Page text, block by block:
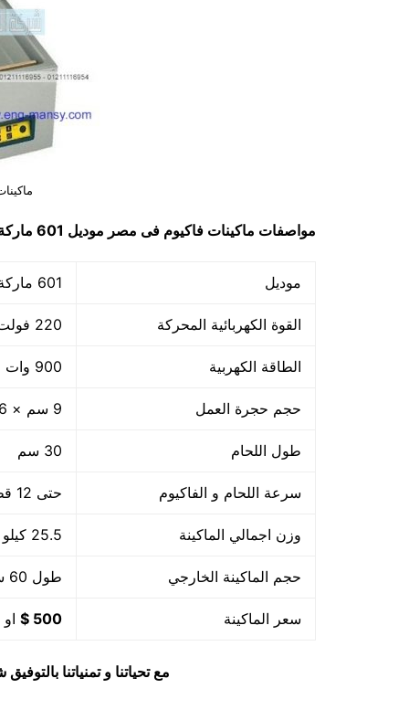
مواصفات ماكينات فاكيوم فى مصر موديل 601 ماركة مهندس منسي
موديل 601 ماركة مهندس منسي
القوة الكهربائية المحركة 220 فولت
الطاقة الكهربية 900 وات +800 واط لحام
حجم حجرة العمل 9 سم × 36 سم × 32 سم
طول اللحام 30 سم
سرعة اللحام و الفاكيوم حتى 12 قطعة بالدقيقة اى 720 بالساعة او حسب حجم القطعة
وزن اجمالي الماكينة 25.5 كيلو
حجم الماكينة الخارجي طول 60 سم × عرض 56 سم × ارتفاع 60 سم
سعر الماكينة 500 $
مع تحياتنا و تمنياتنا